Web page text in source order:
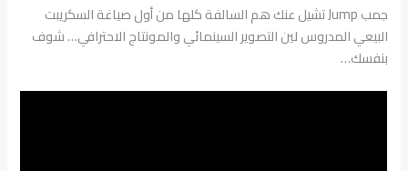
جمب Jump تشيل عنك هم السالفة كلها من أول صياغة السكريبت
البيعي المدروس لين التصوير السينمائي والمونتاج الاحترافي… شوف
بنفسك…